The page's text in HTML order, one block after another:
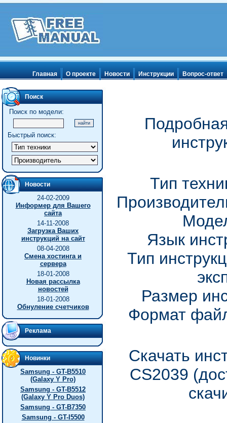
Главная О проекте Новости Инструкции Вопрос-ответ
Поиск
Поиск по модели:
Быстрый поиск:
Новости
24-02-2009
Информер для Вашего
сайта
14-11-2008
Загрузка Ваших
инструкций на сайт
08-04-2008
Смена хостинга и
сервера
18-01-2008
Новая рассылка
новостей
18-01-2008
Обнуление счетчиков
Реклама
Новинки
Samsung - GT-B5510
(Galaxy Y Pro)
Samsung - GT-B5512
(Galaxy Y Pro Duos)
Samsung - GT-B7350
Samsung - GT-I5500
Тип
Язык
Тип
Размер
Формат
Скачать
CS2039